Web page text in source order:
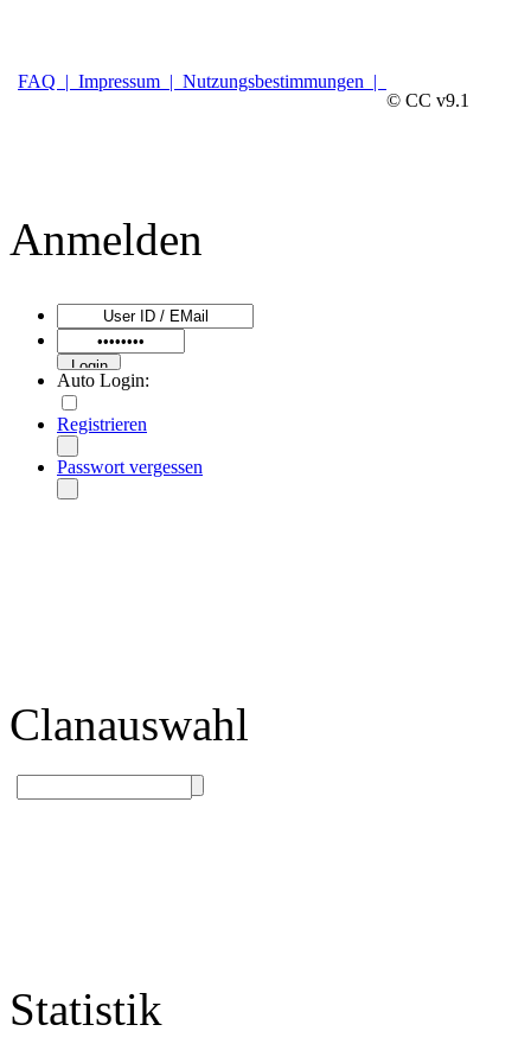
FAQ | Impressum | Nutzungsbestimmungen |
© CC v9.1
Anmelden
Auto Login:
Registrieren
Passwort vergessen
Clanauswahl
Statistik